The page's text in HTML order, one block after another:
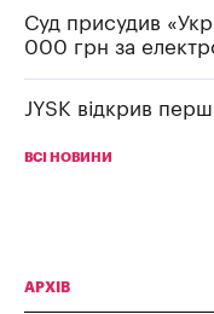
Суд присудив
000 грн за
JYSK відкрив
ВСІ НОВИНИ
АРХІВ